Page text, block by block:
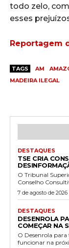
todo zelo,
esses
Reportagem
TAGS AM
MADEIRA ILEGAL
DESTAQUES
TSE CRIA
O Tribunal
Conselho
7 de agosto de 2026
DESTAQUES
DESENROLA
COMEÇAR NA
O Desenrola
funcionar na